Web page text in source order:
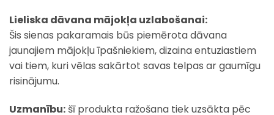
Lieliska dāvana mājokļa uzlabošanai:
Šis sienas pakaramais būs piemērota dāvana
jaunajiem mājokļu īpašniekiem, dizaina entuziastiem
vai tiem, kuri vēlas sakārtot savas telpas ar gaumīgu
risinājumu.
Uzmanību: šī produkta ražošana tiek uzsākta pēc